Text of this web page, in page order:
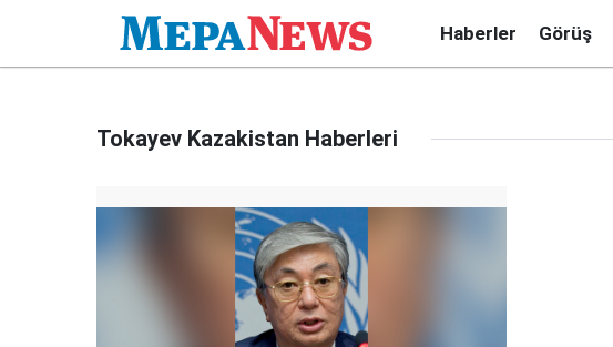
Haberler Görüş
Tokayev Kazakistan Haberleri